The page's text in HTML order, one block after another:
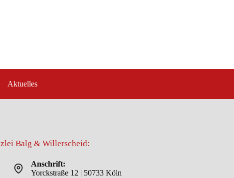
Aktuelles
Balg & Willerscheid:
Anschrift:
Yorckstraße 12 | 50733 Köln